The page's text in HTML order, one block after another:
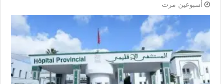
أسبوعين مرت